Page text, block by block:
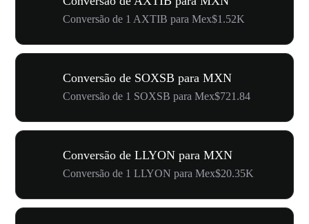
Conversão de 1 AXTIB para Mex$1.52K
Conversão de SOXSB para MXN
Conversão de 1 SOXSB para Mex$721.84
Conversão de LLYON para MXN
Conversão de 1 LLYON para Mex$20.35K